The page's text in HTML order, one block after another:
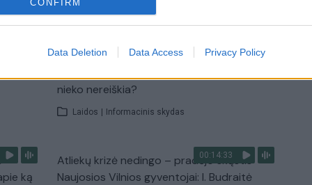
CONFIRM
Data Deletion Data Access Privacy Policy
į
00:10:21
Kodėl apklausos internete ir politikų
nieko nereiškia?
Laidos | Informacinis skydas
–
ką
00:14:33
Atliekų krizė nedingo – pradėjo skųstis
Naujosios Vilnios gyventojai: I. Budraitė